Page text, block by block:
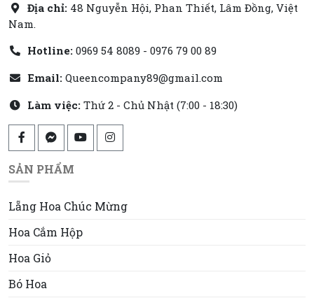
Địa chỉ: 48 Nguyễn Hội, Phan Thiết, Lâm Đồng, Việt
Nam.
Hotline: 0969 54 8089 - 0976 79 00 89
Email: Queencompany89@gmail.com
Làm việc: Thứ 2 - Chủ Nhật (7:00 - 18:30)
SẢN PHẨM
Lẵng Hoa Chúc Mừng
Hoa Cắm Hộp
Hoa Giỏ
Bó Hoa